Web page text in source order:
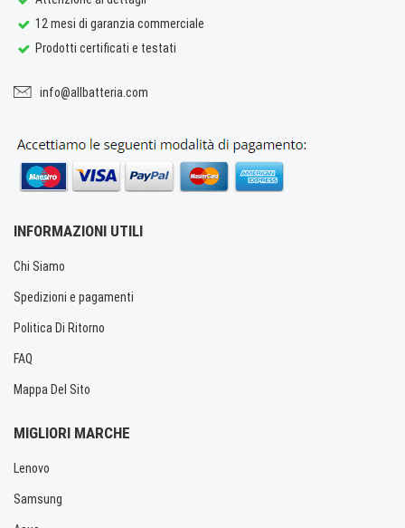
12 mesi di garanzia commerciale
Prodotti certificati e testati
info@allbatteria.com
INFORMAZIONI UTILI
Chi Siamo
Spedizioni e pagamenti
Politica Di Ritorno
FAQ
Mappa Del Sito
MIGLIORI MARCHE
Lenovo
Samsung